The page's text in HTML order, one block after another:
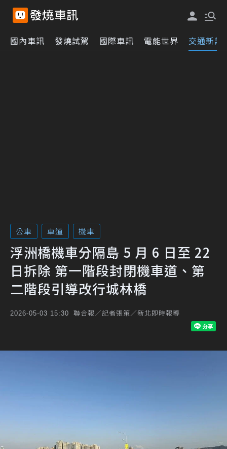
國內車訊 發燒試駕 國際車訊 電能世界 交通新訊
公車 車道 機車
浮洲橋機車分隔島 5 月 6 日至 22
日拆除 第一階段封閉機車道、第
二階段引導改行城林橋
2026-05-03 15:30 聯合報／記者張策／新北即時報導